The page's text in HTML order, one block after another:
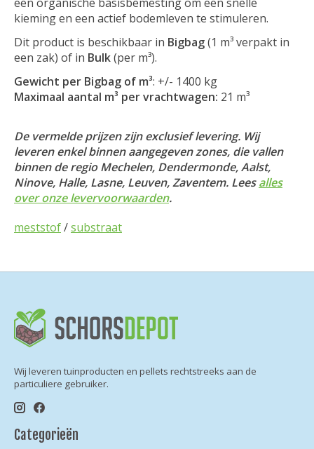
een organische basisbemesting om een snelle
kieming en een actief bodemleven te stimuleren.
Dit product is beschikbaar in Bigbag(1 m³ verpakt in
een zak) of in Bulk(per m³).
Gewicht per Bigbag of m³: +/- 1400 kg
Maximaal aantal m³ per vrachtwagen: 21 m³
De vermelde prijzen zijn exclusief levering. Wij
leveren enkel binnen aangegeven zones, die vallen
binnen de regio Mechelen, Dendermonde, Aalst,
Ninove, Halle, Lasne, Leuven, Zaventem. Leesalles
over onze levervoorwaarden.
meststof/substraat
Wij leveren tuinproducten en pellets rechtstreeks aan de
particuliere gebruiker.
Categorieën